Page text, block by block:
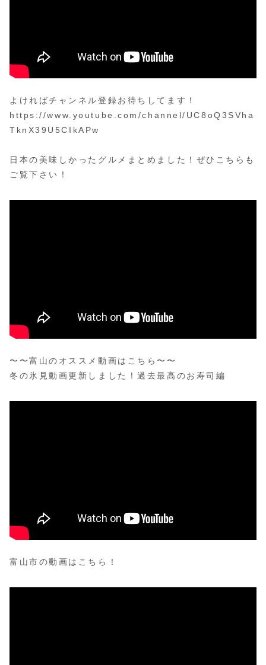
よければチャンネル登録お待ちしてます！
https://www.youtube.com/channel/UC8oQ3SVha
TknX39U5CIkAPw
日本の美味しかったグルメまとめました！ぜひこちらも
ご覧下さい！
〜〜富山のオススメ動画はこちら〜〜
冬の氷見動画更新しました！過去最高のお寿司編
富山市の動画はこちら！